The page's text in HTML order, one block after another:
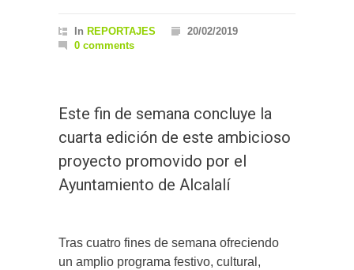
In REPORTAJES
20/02/2019
0 comments
Este fin de semana concluye la
cuarta edición de este ambicioso
proyecto promovido por el
Ayuntamiento de Alcalalí
Tras cuatro fines de semana ofreciendo
un amplio programa festivo, cultural,